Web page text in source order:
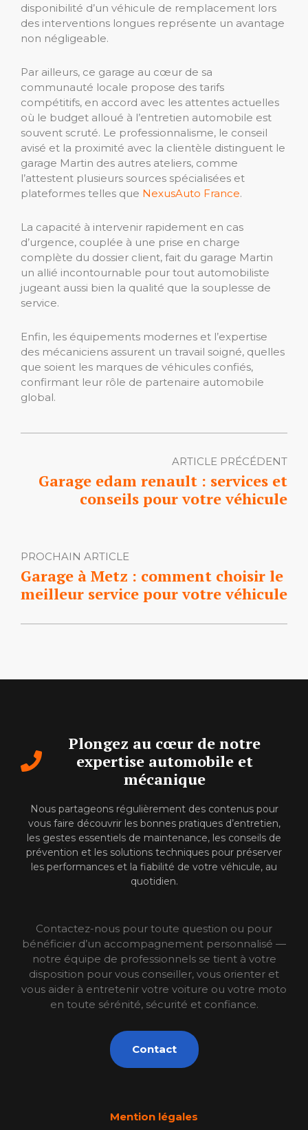
disponibilité d’un véhicule de remplacement lors
des interventions longues représente un avantage
non négligeable.
Par ailleurs, ce garage au cœur de sa
communauté locale propose des tarifs
compétitifs, en accord avec les attentes actuelles
où le budget alloué à l’entretien automobile est
souvent scruté. Le professionnalisme, le conseil
avisé et la proximité avec la clientèle distinguent le
garage Martin des autres ateliers, comme
l’attestent plusieurs sources spécialisées et
plateformes telles que NexusAuto France.
La capacité à intervenir rapidement en cas
d’urgence, couplée à une prise en charge
complète du dossier client, fait du garage Martin
un allié incontournable pour tout automobiliste
jugeant aussi bien la qualité que la souplesse de
service.
Enfin, les équipements modernes et l’expertise
des mécaniciens assurent un travail soigné, quelles
que soient les marques de véhicules confiés,
confirmant leur rôle de partenaire automobile
global.
ARTICLE PRÉCÉDENT
Garage edam renault : services et
conseils pour votre véhicule
PROCHAIN ARTICLE
Garage à Metz : comment choisir le
meilleur service pour votre véhicule
Plongez au cœur de notre
expertise automobile et
mécanique
Nous partageons régulièrement des contenus pour
vous faire découvrir les bonnes pratiques d’entretien,
les gestes essentiels de maintenance, les conseils de
prévention et les solutions techniques pour préserver
les performances et la fiabilité de votre véhicule, au
quotidien.
Contactez-nous pour toute question ou pour
bénéficier d’un accompagnement personnalisé —
notre équipe de professionnels se tient à votre
disposition pour vous conseiller, vous orienter et
vous aider à entretenir votre voiture ou votre moto
en toute sérénité, sécurité et confiance.
Contact
Mention légales